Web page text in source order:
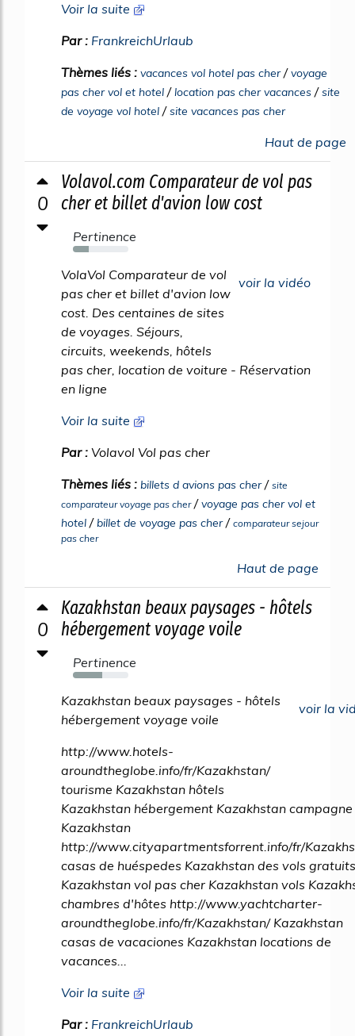
Voir la suite
Par : FrankreichUrlaub
Thèmes liés : vacances vol hotel pas cher/voyage
pas cher vol et hotel /location pas cher vacances /site
de voyage vol hotel /site vacances pas cher
Haut de page
0
Volavol.com Comparateur de vol pas
cher et billet d'avion low cost
Pertinence
29%
voir la vidéo
VolaVol Comparateur de vol
pas cher et billet d'avion low
cost. Des centaines de sites
de voyages. Séjours,
circuits, weekends, hôtels
pas cher, location de voiture - Réservation
en ligne
Voir la suite
Par : Volavol Vol pas cher
Thèmes liés : billets d avions pas cher/ site
comparateur voyage pas cher/voyage pas cher vol et
hotel /billet de voyage pas cher/ comparateur sejour
pas cher
Haut de page
0
Kazakhstan beaux paysages - hôtels
hébergement voyage voile
Pertinence
53%
voir la
Kazakhstan beaux paysages - hôtels
hébergement voyage voile
http://www.hotels-
aroundtheglobe.info/fr/Kazakhstan/
tourisme Kazakhstan hôtels
Kazakhstan hébergement Kazakhstan campagne
Kazakhstan
http://www.cityapartmentsforrent.info/fr/
casas de huéspedes Kazakhstan des vols gratuits
Kazakhstan vol pas cher Kazakhstan vols
chambres d'hôtes http://www.yachtcharter-
aroundtheglobe.info/fr/Kazakhstan/ Kazakhstan
casas de vacaciones Kazakhstan locations de
vacances...
Voir la suite
Par : FrankreichUrlaub